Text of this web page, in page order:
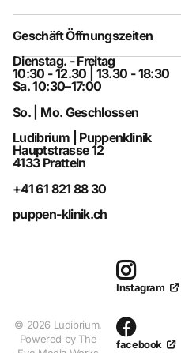
Geschäft Öffnungszeiten
Dienstag. - Freitag
10:30 - 12.30 | 13.30 - 18:30
Sa. 10:30–17:00
So. | Mo. Geschlossen
Ludibrium | Puppenklinik
Hauptstrasse 12
4133 Pratteln
+41 61 821 88 30
puppen-klinik.ch
© 2026 Ludibrium,
Powered by The
Instagram
facebook